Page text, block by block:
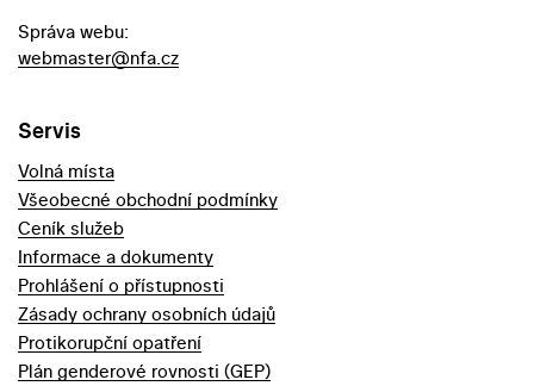
Správa webu:
webmaster@nfa.cz
Servis
Volná místa
Všeobecné obchodní podmínky
Ceník služeb
Informace a dokumenty
Prohlášení o přístupnosti
Zásady ochrany osobních údajů
Protikorupční opatření
Plán genderové rovnosti (GEP)